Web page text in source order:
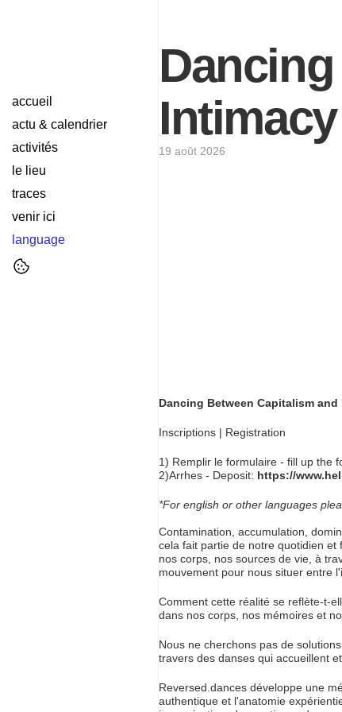
accueil
actu & calendrier
activités
le lieu
traces
venir ici
language
Intimacy
19 août 2026
Dancing Between Capitalism
Inscriptions | Registration
1) Remplir le formulaire - fill up the
2)Arrhes - Deposit: https://
*For english or other languages
Contamination, accumulation,
cela fait partie de notre quotidien et
nos corps, nos sources de vie, à
mouvement pour nous situer entre
Comment cette réalité se reflète-t-
dans nos corps, nos mémoires et
Nous ne cherchons pas de
travers des danses qui accueillent
Reversed.dances développe une
authentique et l'anatomie